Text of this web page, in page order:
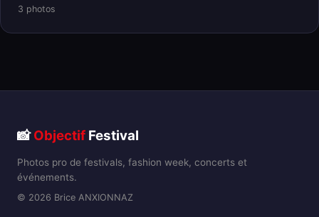
3 photos
📸Objectif Festival
Photos pro de festivals, fashion week, concerts et
événements.
© 2026 Brice ANXIONNAZ